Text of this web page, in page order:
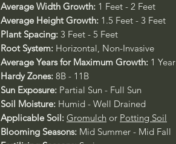
Average Width Growth: 1 Feet - 2 Feet
Average Height Growth: 1.5 Feet - 3 Feet
Plant Spacing: 3 Feet - 5 Feet
Root System: Horizontal, Non-Invasive
Average Years for Maximum Growth: 1 Year
Hardy Zones: 8B - 11B
Sun Exposure: Partial Sun - Full Sun
Soil Moisture: Humid - Well Drained
Applicable Soil: Gromulch or Potting Soil
Blooming Seasons: Mid Summer - Mid Fall